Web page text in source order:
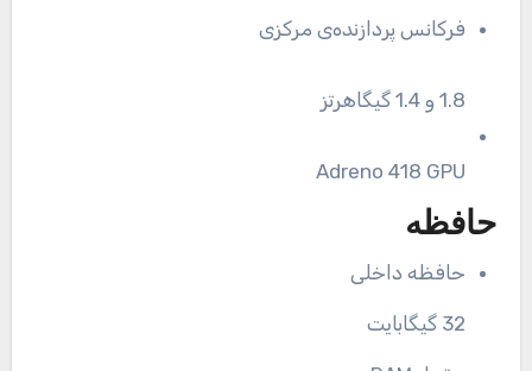
فرکانس پردازنده‌ی مرکزی
1.8 و 1.4 گیگاهرتز
Adreno 418 GPU
حافظه
حافظه داخلی
32 گیگابایت